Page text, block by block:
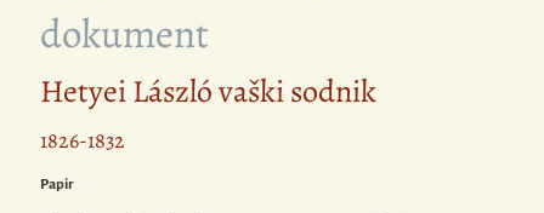
dokument
Hetyei László vaški sodnik
1826-1832
Papir